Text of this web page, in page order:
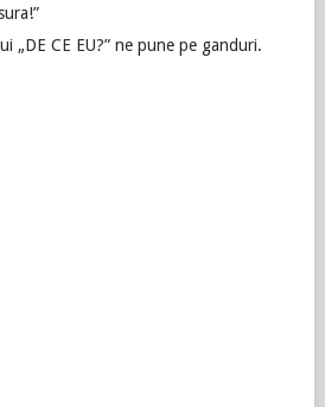
„DE CE EU?” ne pune pe ganduri.